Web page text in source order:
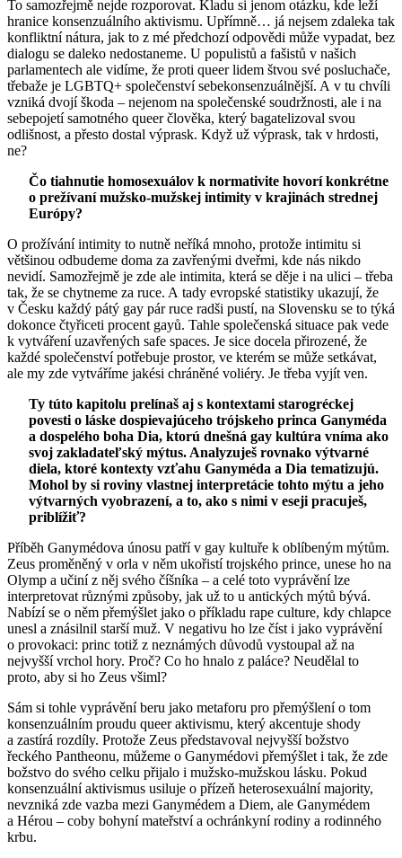
To samozřejmě nejde rozporovat. Kladu si jenom otázku, kde leží
hranice konsenzuálního aktivismu. Upřímně… já nejsem zdaleka tak
konfliktní nátura, jak to z mé předchozí odpovědi může vypadat, bez
dialogu se daleko nedostaneme. U populistů a fašistů v našich
parlamentech ale vidíme, že proti queer lidem štvou své posluchače,
třebaže je LGBTQ+ společenství sebekonsenzuálnější. A v tu chvíli
vzniká dvojí škoda – nejenom na společenské soudržnosti, ale i na
sebepojetí samotného queer člověka, který bagatelizoval svou
odlišnost, a přesto dostal výprask. Když už výprask, tak v hrdosti,
ne?
Čo tiahnutie homosexuálov k normativite hovorí konkrétne
o prežívaní mužsko-mužskej intimity v krajinách strednej
Európy?
O prožívání intimity to nutně neříká mnoho, protože intimitu si
většinou odbudeme doma za zavřenými dveřmi, kde nás nikdo
nevidí. Samozřejmě je zde ale intimita, která se děje i na ulici – třeba
tak, že se chytneme za ruce. A tady evropské statistiky ukazují, že
v Česku každý pátý gay pár ruce radši pustí, na Slovensku se to týká
dokonce čtyřiceti procent gayů. Tahle společenská situace pak vede
k vytváření uzavřených safe spaces. Je sice docela přirozené, že
každé společenství potřebuje prostor, ve kterém se může setkávat,
ale my zde vytváříme jakési chráněné voliéry. Je třeba vyjít ven.
Ty túto kapitolu prelínaš aj s kontextami starogréckej
povesti o láske dospievajúceho trójskeho princa Ganyméda
a dospelého boha Dia, ktorú dnešná gay kultúra vníma ako
svoj zakladateľský mýtus. Analyzuješ rovnako výtvarné
diela, ktoré kontexty vzťahu Ganyméda a Dia tematizujú.
Mohol by si roviny vlastnej interpretácie tohto mýtu a jeho
výtvarných vyobrazení, a to, ako s nimi v eseji pracuješ,
priblížiť?
Příběh Ganymédova únosu patří v gay kultuře k oblíbeným mýtům.
Zeus proměněný v orla v něm ukořistí trojského prince, unese ho na
Olymp a učiní z něj svého číšníka – a celé toto vyprávění lze
interpretovat různými způsoby, jak už to u antických mýtů bývá.
Nabízí se o něm přemýšlet jako o příkladu rape culture, kdy chlapce
unesl a znásilnil starší muž. V negativu ho lze číst i jako vyprávění
o provokaci: princ totiž z neznámých důvodů vystoupal až na
nejvyšší vrchol hory. Proč? Co ho hnalo z paláce? Neudělal to
proto, aby si ho Zeus všiml?
Sám si tohle vyprávění beru jako metaforu pro přemýšlení o tom
konsenzuálním proudu queer aktivismu, který akcentuje shody
a zastírá rozdíly. Protože Zeus představoval nejvyšší božstvo
řeckého Pantheonu, můžeme o Ganymédovi přemýšlet i tak, že zde
božstvo do svého celku přijalo i mužsko-mužskou lásku. Pokud
konsenzuální aktivismus usiluje o přízeň heterosexuální majority,
nevzniká zde vazba mezi Ganymédem a Diem, ale Ganymédem
a Hérou – coby bohyní mateřství a ochránkyní rodiny a rodinného
krbu.